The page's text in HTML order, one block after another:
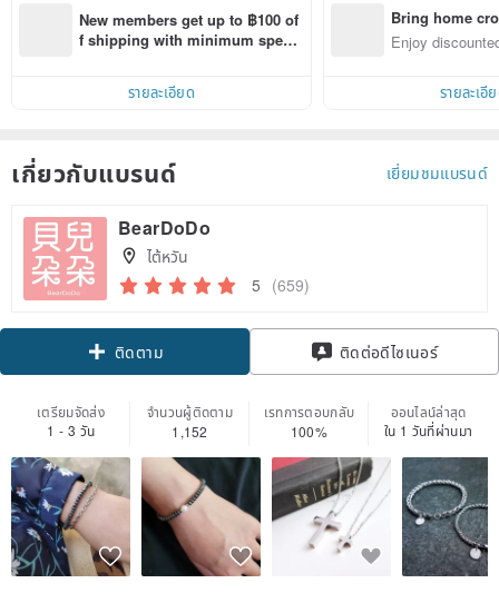
New members get up to ฿100 of
f shipping with minimum spen
รายละเอียด
Bring home
n with ease
Enjoy
รายละเอี
เกี่ยวกับแบรนด์ เยี่ยมชมแบรนด์
BearDoDo
ไต้หวัน
5 (659)
ติดตาม
ติดต่อดีไซเนอร์
เตรียมจัดส่ง
1 - 3 วัน
จำนวนผู้ติดตาม
1,152
เรทการตอบกลับ
100%
ออนไลน์ล่าสุด
ใน 1 วันที่ผ่านมา